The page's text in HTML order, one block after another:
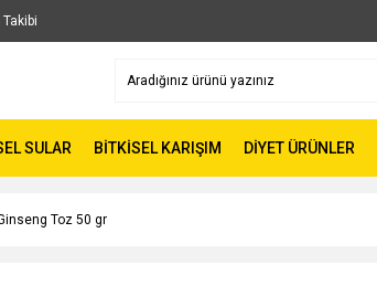
SULAR BİTKİSEL KARIŞIM DİYET ÜRÜNLER
Toz 50 gr